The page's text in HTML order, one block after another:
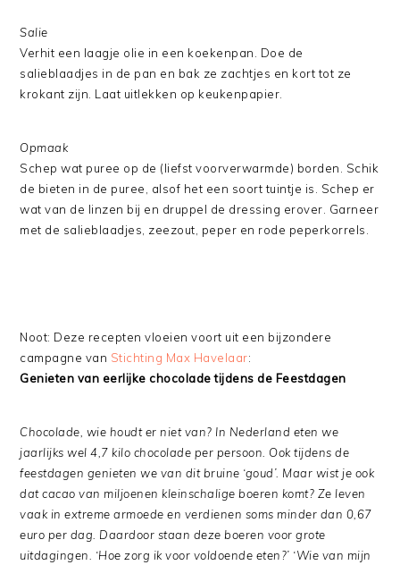
Salie
Verhit een laagje olie in een koekenpan. Doe de
salieblaadjes in de pan en bak ze zachtjes en kort tot ze
krokant zijn. Laat uitlekken op keukenpapier.
Opmaak
Schep wat puree op de (liefst voorverwarmde) borden. Schik
de bieten in de puree, alsof het een soort tuintje is. Schep er
wat van de linzen bij en druppel de dressing erover. Garneer
met de salieblaadjes, zeezout, peper en rode peperkorrels.
Noot: Deze recepten vloeien voort uit een bijzondere
campagne van Stichting Max Havelaar:
Genieten van eerlijke chocolade tijdens de Feestdagen
Chocolade, wie houdt er niet van? In Nederland eten we
jaarlijks wel 4,7 kilo chocolade per persoon. Ook tijdens de
feestdagen genieten we van dit bruine ‘goud’. Maar wist je ook
dat cacao van miljoenen kleinschalige boeren komt? Ze leven
vaak in extreme armoede en verdienen soms minder dan 0,67
euro per dag. Daardoor staan deze boeren voor grote
uitdagingen. ‘Hoe zorg ik voor voldoende eten?’ ‘Wie van mijn